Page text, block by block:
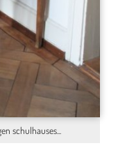
schulhauses...